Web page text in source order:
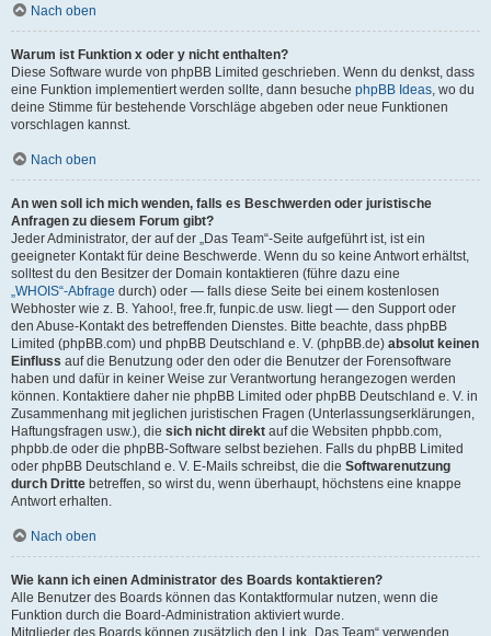
Nach oben
Warum ist Funktion x oder y nicht enthalten?
Diese Software wurde von phpBB Limited geschrieben. Wenn du denkst, dass
eine Funktion implementiert werden sollte, dann besuche phpBB Ideas, wo du
deine Stimme für bestehende Vorschläge abgeben oder neue Funktionen
vorschlagen kannst.
Nach oben
An wen soll ich mich wenden, falls es Beschwerden oder juristische
Anfragen zu diesem Forum gibt?
Jeder Administrator, der auf der „Das Team“-Seite aufgeführt ist, ist ein
geeigneter Kontakt für deine Beschwerde. Wenn du so keine Antwort erhältst,
solltest du den Besitzer der Domain kontaktieren (führe dazu eine
„WHOIS“-Abfrage durch) oder — falls diese Seite bei einem kostenlosen
Webhoster wie z. B. Yahoo!, free.fr, funpic.de usw. liegt — den Support oder
den Abuse-Kontakt des betreffenden Dienstes. Bitte beachte, dass phpBB
Limited (phpBB.com) und phpBB Deutschland e. V. (phpBB.de) absolut keinen
Einfluss auf die Benutzung oder den oder die Benutzer der Forensoftware
haben und dafür in keiner Weise zur Verantwortung herangezogen werden
können. Kontaktiere daher nie phpBB Limited oder phpBB Deutschland e. V. in
Zusammenhang mit jeglichen juristischen Fragen (Unterlassungserklärungen,
Haftungsfragen usw.), die sich nicht direkt auf die Websiten phpbb.com,
phpbb.de oder die phpBB-Software selbst beziehen. Falls du phpBB Limited
oder phpBB Deutschland e. V. E-Mails schreibst, die die Softwarenutzung
durch Dritte betreffen, so wirst du, wenn überhaupt, höchstens eine knappe
Antwort erhalten.
Nach oben
Wie kann ich einen Administrator des Boards kontaktieren?
Alle Benutzer des Boards können das Kontaktformular nutzen, wenn die
Funktion durch die Board-Administration aktiviert wurde.
Mitglieder des Boards können zusätzlich den Link „Das Team“ verwenden.